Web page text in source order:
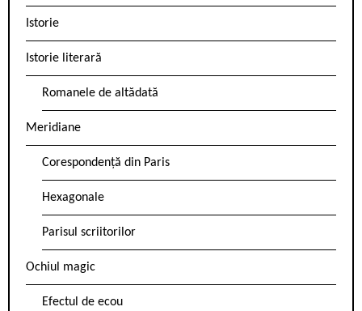
Istorie
Istorie literară
Romanele de altădată
Meridiane
Corespondență din Paris
Hexagonale
Parisul scriitorilor
Ochiul magic
Efectul de ecou